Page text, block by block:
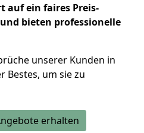
auf ein faires Preis-
bieten professionelle
unserer Kunden in
Bestes, um sie zu
erhalten